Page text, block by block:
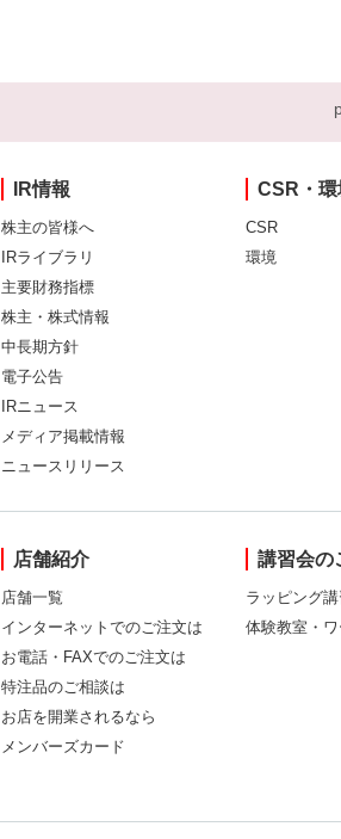
IR情報
株主の皆様へ
IRライブラリ
主要財務指標
株主・株式情報
中長期方針
電子公告
IRニュース
メディア掲載情報
ニュースリリース
CSR・環
CSR
環境
店舗紹介
店舗一覧
インターネットでのご注文は
お電話・FAXでのご注文は
特注品のご相談は
お店を開業されるなら
メンバーズカード
講習会の
ラッピング
体験教室・